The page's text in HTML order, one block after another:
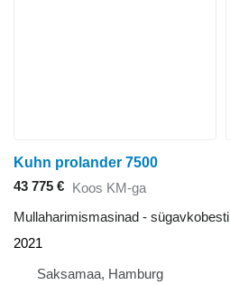
Kuhn prolander 7500
43 775 € Koos KM-ga
Mullaharimismasinad - sügavkobesti
2021
Saksamaa, Hamburg